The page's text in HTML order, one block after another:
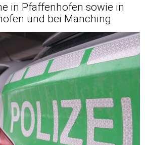
in Pfaffenhofen sowie in
und bei Manching